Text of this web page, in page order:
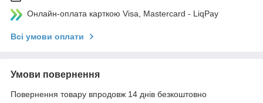
Онлайн-оплата карткою Visa, Mastercard - LiqPay
Всі умови оплати
Умови повернення
Повернення товару впродовж 14 днів безкоштовно